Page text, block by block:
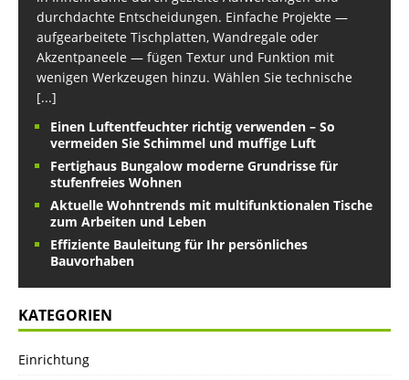
durchdachte Entscheidungen. Einfache Projekte —
aufgearbeitete Tischplatten, Wandregale oder
Akzentpaneele — fügen Textur und Funktion mit
wenigen Werkzeugen hinzu. Wählen Sie technische
[...]
Einen Luftentfeuchter richtig verwenden – So
vermeiden Sie Schimmel und muffige Luft
Fertighaus Bungalow moderne Grundrisse für
stufenfreies Wohnen
Aktuelle Wohntrends mit multifunktionalen Tische
zum Arbeiten und Leben
Effiziente Bauleitung für Ihr persönliches
Bauvorhaben
KATEGORIEN
Einrichtung